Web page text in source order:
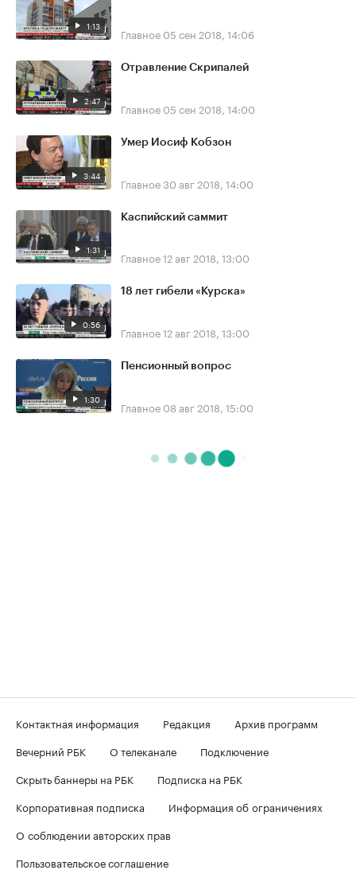
1:13 Главное 05 сен 2018, 14:06
2:47
Отравление Скрипалей
Главное 05 сен 2018, 14:00
3:44
Умер Иосиф Кобзон
Главное30 авг 2018, 14:00
1:31
Каспийский саммит
Главное12 авг 2018, 13:00
0:56
18 лет гибели «Курска»
Главное12 авг 2018, 13:00
1:30
Пенсионный вопрос
Главное 08 авг 2018, 15:00
Контактная информация Редакция
Архив программ
Вечерний РБК
О телеканале
Подключение
Скрыть баннеры на РБК
Подписка на РБК
Корпоративная подписка
Информация об ограничениях
О соблюдении авторских прав
Пользовательское соглашение